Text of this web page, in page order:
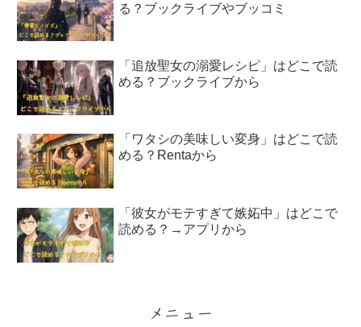
る？ブックライブやブッコミ
「追放聖女の溺愛レシピ」はどこで読
める？ブックライブから
「ワタシの美味しい変身」はどこで読
める？Rentaから
「彼女がモテすぎて嫉妬中」はどこで
読める？→アプリから
メニュー